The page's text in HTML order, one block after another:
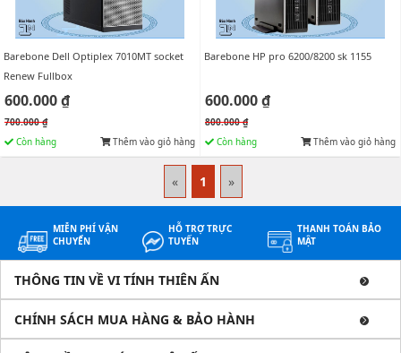
Barebone Dell Optiplex 7010MT socket
Renew Fullbox
600.000 ₫
700.000 ₫
Còn hàng
Thêm vào giỏ hàng
Barebone HP pro 6200/8200 sk 1155
600.000 ₫
800.000 ₫
Còn hàng
Thêm vào giỏ hàng
« 1 »
MIỄN PHÍ VẬN
CHUYỂN
HỖ TRỢ TRỰC
TUYẾN
THANH TOÁN BẢO
MẬT
THÔNG TIN VỀ VI TÍNH THIÊN ẤN
CHÍNH SÁCH MUA HÀNG & BẢO HÀNH